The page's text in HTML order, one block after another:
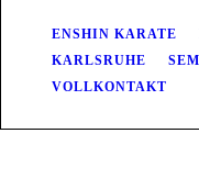
ENSHIN KARATE
KARLSRUHE
VOLLKONTAKT